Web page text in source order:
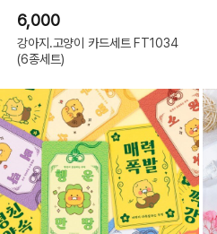
6,000
강아지.고양이 카드세트 FT1034
(6종세트)